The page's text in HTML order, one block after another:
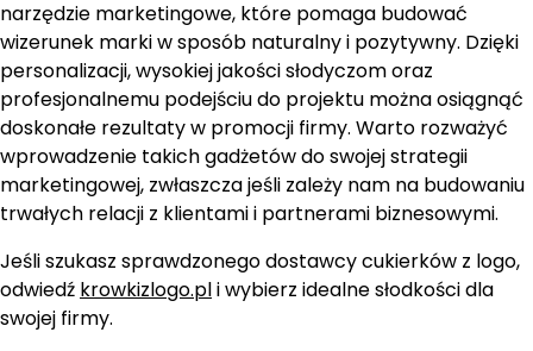
narzędzie marketingowe, które pomaga budować
wizerunek marki w sposób naturalny i pozytywny. Dzięki
personalizacji, wysokiej jakości słodyczom oraz
profesjonalnemu podejściu do projektu można osiągnąć
doskonałe rezultaty w promocji firmy. Warto rozważyć
wprowadzenie takich gadżetów do swojej strategii
marketingowej, zwłaszcza jeśli zależy nam na budowaniu
trwałych relacji z klientami i partnerami biznesowymi.
Jeśli szukasz sprawdzonego dostawcy cukierków z logo,
odwiedź krowkizlogo.pli wybierz idealne słodkości dla
swojej firmy.